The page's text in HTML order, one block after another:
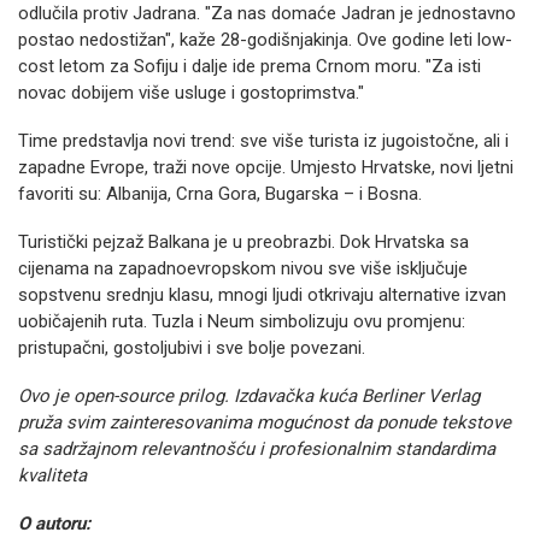
odlučila protiv Jadrana. "Za nas domaće Jadran je jednostavno
postao nedostižan", kaže 28-godišnjakinja. Ove godine leti low-
cost letom za Sofiju i dalje ide prema Crnom moru. "Za isti
novac dobijem više usluge i gostoprimstva."
Time predstavlja novi trend: sve više turista iz jugoistočne, ali i
zapadne Evrope, traži nove opcije. Umjesto Hrvatske, novi ljetni
favoriti su: Albanija, Crna Gora, Bugarska – i Bosna.
Turistički pejzaž Balkana je u preobrazbi. Dok Hrvatska sa
cijenama na zapadnoevropskom nivou sve više isključuje
sopstvenu srednju klasu, mnogi ljudi otkrivaju alternative izvan
uobičajenih ruta. Tuzla i Neum simbolizuju ovu promjenu:
pristupačni, gostoljubivi i sve bolje povezani.
Ovo je open-source prilog. Izdavačka kuća Berliner Verlag
pruža svim zainteresovanima mogućnost da ponude tekstove
sa sadržajnom relevantnošću i profesionalnim standardima
kvaliteta
O autoru: